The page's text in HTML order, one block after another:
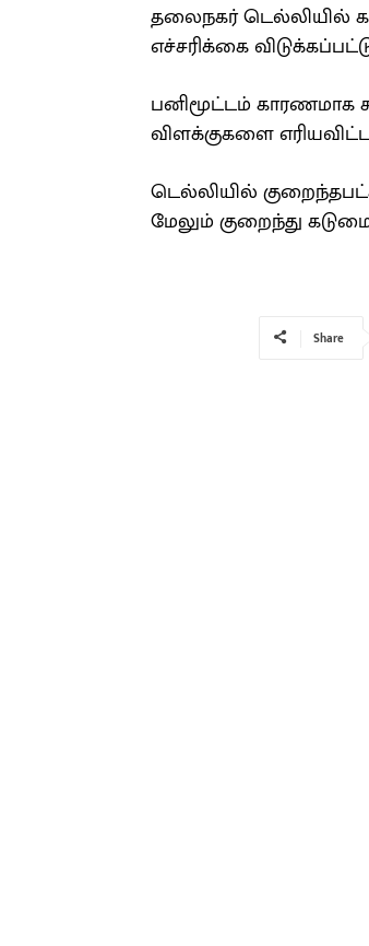
தலைநகர் டெல்லியில்
எச்சரிக்கை
பனிமூட்டம் காரணமாக
விளக்குகளை
டெல்லியில்
மேலும் குறைந்து
Share